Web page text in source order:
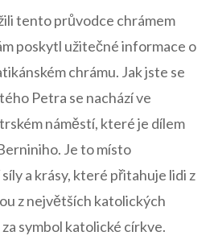
tento⁢ průvodce ⁢chrámem
poskytl užitečné‍ informace ⁤o
chrámu. Jak jste se
Petra ​se nachází ve
náměstí, které je⁣ dílem
Je to místo
a krásy, ​které přitahuje ⁣lidi z
⁢z největších katolických
symbol katolické církve.⁢